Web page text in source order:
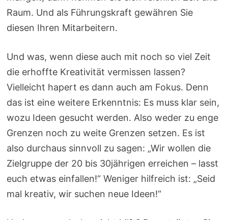
Raum. Und als Führungskraft gewähren Sie
diesen Ihren Mitarbeitern.
Und was, wenn diese auch mit noch so viel Zeit
die erhoffte Kreativität vermissen lassen?
Vielleicht hapert es dann auch am Fokus. Denn
das ist eine weitere Erkenntnis: Es muss klar sein,
wozu Ideen gesucht werden. Also weder zu enge
Grenzen noch zu weite Grenzen setzen. Es ist
also durchaus sinnvoll zu sagen: „Wir wollen die
Zielgruppe der 20 bis 30jährigen erreichen – lasst
euch etwas einfallen!“ Weniger hilfreich ist: „Seid
mal kreativ, wir suchen neue Ideen!“